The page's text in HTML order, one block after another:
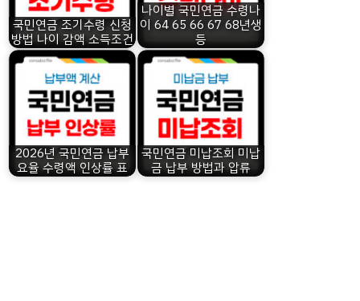
국민연금 조기수령 신청
방법 나이 감액 소득조건
나이별 국민연금 수령나
이 64 65 66 67 68년생
등
2026년 국민연금 납부
요율 수령액 인상률 표
국민연금 미납조회 미납
금 납부 방법과 압류